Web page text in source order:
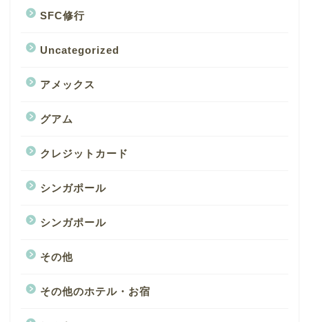
SFC修行
Uncategorized
アメックス
グアム
クレジットカード
シンガポール
シンガポール
その他
その他のホテル・お宿